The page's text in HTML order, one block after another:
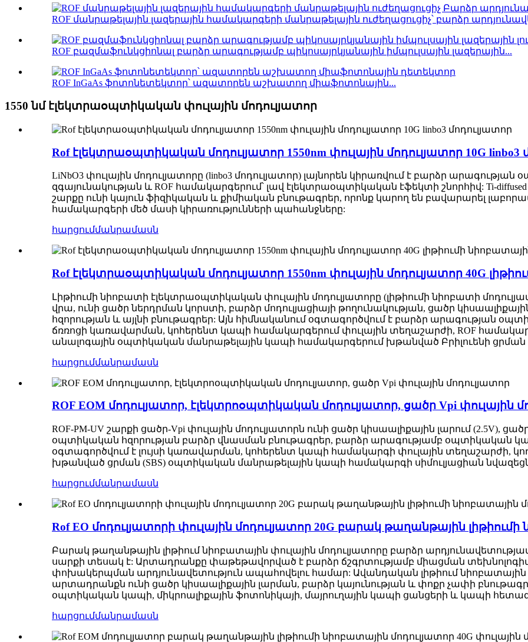
ROF մանրաթելային լազերային համակարգերի մանրաթելային ուժեղացուցիչ՝ բարձր
ROF բազմաֆունկցիոնալ բարձր արագությամբ պիկոսայրկյանային իմպուլսային լազերային...
ROF InGaAs ֆոտոնետեկտոր՝ ազատորեն աշխատող միաֆոտոնային...
1550 նմ էլեկտրաօպտիկական փուլային մոդուլյատոր
Rof էլեկտրաօպտիկական մոդուլյատոր 1550nm փուլային մոդուլյատոր 10G linbo3
LiNbO3 փուլային մոդուլյատորը (linbo3 մոդուլյատոր) լայնորեն կիրառվում է բարձր
զգայունակության և ROF համակարգերում՝ լավ էլեկտրաօպտիկական էֆեկտի շնորհիվ: Ti-
շարքը ունի կայուն ֆիզիկական և քիմիական բնութագրեր, որոնք կարող են բավարարել
համակարգերի մեծ մասի կիրառությունների պահանջները:
հարցումմանրամասն
Rof էլեկտրաօպտիկական մոդուլյատոր 1550nm փուլային մոդուլյատոր 40G
Լիթիումի նիոբատի էլեկտրաօպտիկական փուլային մոդուլյատորը (լիթիումի նիոբատի
վրա, ունի ցածր ներդրման կորստի, բարձր մոդուլյացիայի թողունակության, ցածր
հզորության և այլնի բնութագրեր: Այն հիմնականում օգտագործվում է բարձր արագության
ճռռոցի կառավարման, կոհերենտ կապի համակարգերում փուլային տեղաշարժի, ROF
անալոգային օպտիկական մանրաթելային կապի համակարգերում խթանված Բրիլուենի ցրման
հարցումմանրամասն
ROF EOM մոդուլյատոր, էլեկտրոօպտիկական մոդուլյատոր, ցածր Vpi փուլային
ROF-PM-UV շարքի ցածր-Vpi փուլային մոդուլյատորն ունի ցածր կիսաալիքային լարում (2.5V),
օպտիկական հզորության բարձր վնասման բնութագրեր, բարձր արագությամբ օպտիկական
օգտագործվում է լույսի կառավարման, կոհերենտ կապի համակարգի փուլային տեղաշարժի,
խթանված ցրման (SBS) օպտիկական մանրաթելային կապի համակարգի սիմուլյացիան
հարցումմանրամասն
Rof EO մոդուլյատորի փուլային մոդուլյատոր 20G բարակ թաղանթային
Բարակ թաղանթային լիթիում նիոբատային փուլային մոդուլյատորը բարձր
սարքի տեսակ է: Արտադրանքը փաթեթավորված է բարձր ճշգրտությամբ միացման
փոխակերպման արդյունավետություն ապահովելու համար: Ավանդական լիթիում նիոբատային
արտադրանքն ունի ցածր կիսաալիքային լարման, բարձր կայունության և փոքր չափի
օպտիկական կապի, միկրոալիքային ֆոտոնիկայի, մայրուղային կապի ցանցերի և կապի
հարցումմանրամասն